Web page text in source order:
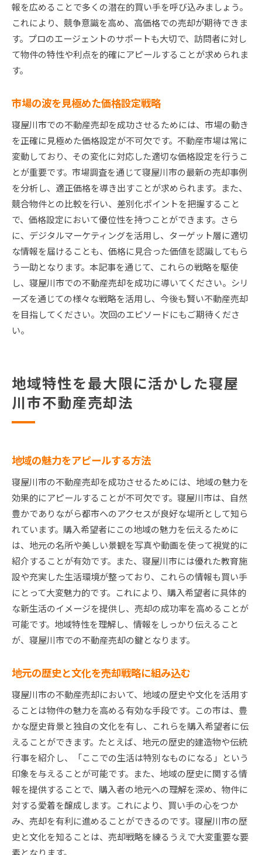
報を広めることで多くの潜在的買い手を呼び込みましょう。
これにより、競争意識を高め、高価格での売却が期待できま
す。プロのエージェントのサポートも大切で、訪問者に対し
て物件の特性や利点を的確にアピールすることが求められま
す。
市場の波を見極めた価格設定戦略
寝屋川市での不動産売却を成功させるためには、市場の動き
を正確に見極めた価格設定が不可欠です。不動産市場は常に
変動しており、その変化に対応した適切な価格設定を行うこ
とが重要です。市場調査を通じて寝屋川市の最新の売却事例
を分析し、適正価格を導き出すことが求められます。また、
競合物件との比較を行い、差別化ポイントを把握すること
で、価格設定において優位性を持つことができます。さら
に、デジタルマーケティングを活用し、ターゲット層に適切
な情報を届けることも、価格に見合った価値を認識してもら
う一助となります。本記事を通じて、これらの戦略を駆使
し、寝屋川市での不動産売却を成功に導いてください。シリ
ーズを通じての様々な戦略を活用し、今後も賢い不動産売却
を目指してください。次回のエピソードにもご期待くださ
い。
地域特性を最大限に活かした寝屋
川市不動産売却法
地域の魅力をアピールする方法
寝屋川市の不動産売却を成功させるためには、地域の魅力を
効果的にアピールすることが不可欠です。寝屋川市は、自然
豊かでありながら都市へのアクセスが良好な場所として知ら
れています。購入希望者にこの地域の魅力を伝えるために
は、地元の名所や美しい景観を写真や動画を使って視覚的に
紹介することが有効です。また、寝屋川市には優れた教育施
設や充実した生活環境が整っており、これらの情報も買い手
にとって大変魅力的です。これにより、購入希望者に具体的
な新生活のイメージを提供し、売却の成功率を高めることが
可能です。地域特性を理解し、情報をしっかり伝えること
が、寝屋川市での不動産売却の鍵となります。
地元の歴史と文化を売却戦略に組み込む
寝屋川市の不動産売却において、地域の歴史や文化を活用す
ることは物件の魅力を高める有効な手段です。この市は、豊
かな歴史背景と独自の文化を有し、これらを購入希望者に伝
えることができます。たとえば、地元の歴史的建造物や伝統
行事を紹介し、「ここでの生活は特別なものになる」という
印象を与えることが可能です。また、地域の歴史に関する情
報を提供することで、購入者の地元への理解を深め、物件に
対する愛着を醸成します。これにより、買い手の心をつか
み、売却を有利に進めることができるのです。寝屋川市の歴
史と文化を知ることは、売却戦略を練るうえで大変重要な要
素となります。